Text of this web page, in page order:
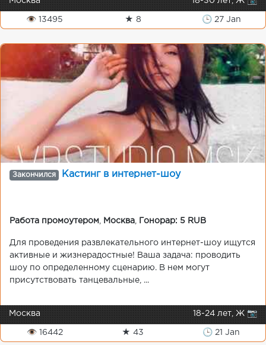
👁 13495 ★ 8 🕒 27 Jan
Закончился Кастинг в интернет-шоу
Работа промоутером Москва Гонорар: 5 RUB
Для проведения развлекательного интернет-шоу ищутся
активные и жизнерадостные! Ваша задача: проводить
шоу по определенному сценарию. В нем могут
присутствовать танцевальные, ...
Москва 18-24 лет, Ж 📷
👁 16442 ★ 43 🕒 21 Jan